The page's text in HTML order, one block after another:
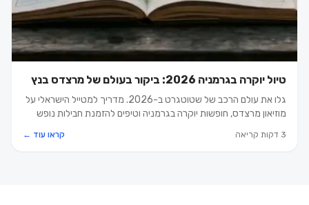
טיול יוקרה בגרמניה 2026: ביקור בעולם של מרצדס בנץ
גלו את עולם הרכב של שטוטגרט ב-2026. מדריך למטייל הישראלי על
מוזיאון מרצדס, חופשות יוקרה בגרמניה וטיפים להזמנת חבילות נופש
3 דקות קריאה קראו עוד ←